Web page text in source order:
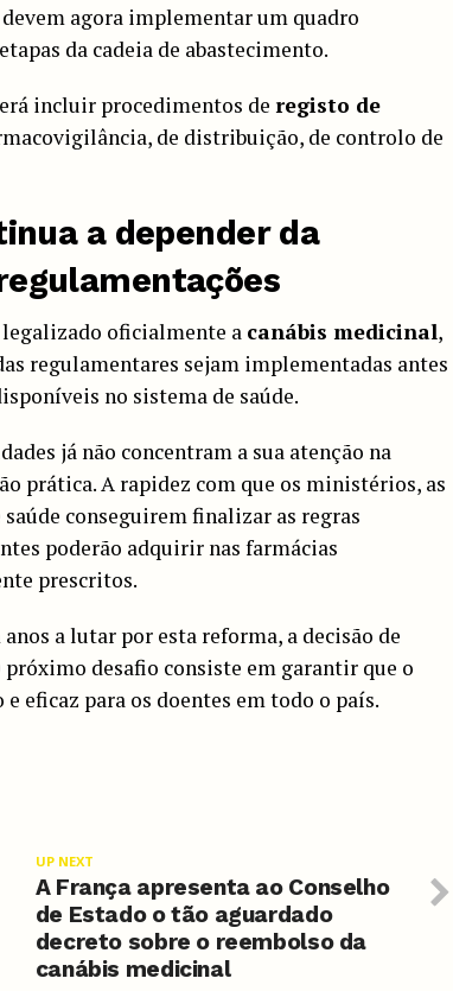
agora implementar um quadro
da cadeia de abastecimento.
incluir procedimentos de registo de
de distribuição, de controlo de
a depender da
oficialmente a canábis medicinal,
regulamentares sejam implementadas antes
no sistema de saúde.
já não concentram a sua atenção na
prática. A rapidez com que os ministérios, as
conseguirem finalizar as regras
poderão adquirir nas farmácias
prescritos.
a lutar por esta reforma, a decisão de
desafio consiste em garantir que o
eficaz para os doentes em todo o país.
UP NEXT
A França apresenta ao Conselho
de Estado o tão aguardado
decreto sobre o reembolso da
canábis medicinal